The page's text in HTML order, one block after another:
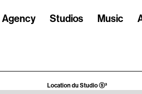
Agency Studios Music
Location du Studio ⓢ³